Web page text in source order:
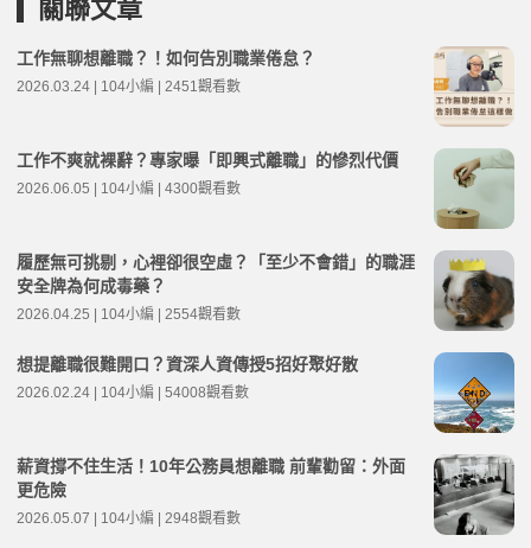
關聯文章
工作無聊想離職？！如何告別職業倦怠？
2026.03.24 | 104小編 | 2451觀看數
工作不爽就裸辭？專家曝「即興式離職」的慘烈代價
2026.06.05 | 104小編 | 4300觀看數
履歷無可挑剔，心裡卻很空虛？「至少不會錯」的職涯
安全牌為何成毒藥？
2026.04.25 | 104小編 | 2554觀看數
想提離職很難開口？資深人資傳授5招好聚好散
2026.02.24 | 104小編 | 54008觀看數
薪資撐不住生活！10年公務員想離職 前輩勸留：外面
更危險
2026.05.07 | 104小編 | 2948觀看數